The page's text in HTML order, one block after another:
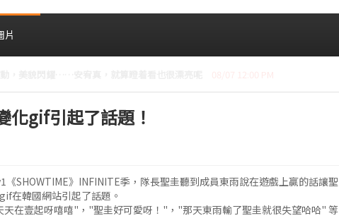
片
化gif引起了話題！
SHOWTIME》INFINITE季，隊長聖圭聽到成員東雨說在遊戲上贏的話讓聖
在韓國網站引起了話題。
在壹起呀嘻嘻"，"聖圭好可愛呀！"，"那天東雨輸了聖圭就很失望哈哈" 等